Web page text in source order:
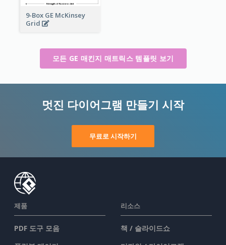
9-Box GE McKinsey
Grid
모든 GE 매킨지 매트릭스 템플릿 보기
멋진 다이어그램 만들기 시작
무료로 시작하기
제품
PDF 도구 모음
리소스
책 / 슬라이드쇼